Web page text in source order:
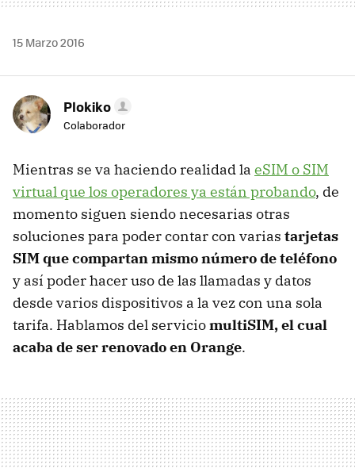
15 Marzo 2016
Plokiko
Colaborador
Mientras se va haciendo realidad la eSIM o SIM
virtual que los operadores ya están probando, de
momento siguen siendo necesarias otras
soluciones para poder contar con varias tarjetas
SIM que compartan mismo número de teléfono
y así poder hacer uso de las llamadas y datos
desde varios dispositivos a la vez con una sola
tarifa. Hablamos del serviciomultiSIM, el cual
acaba de ser renovado en Orange.